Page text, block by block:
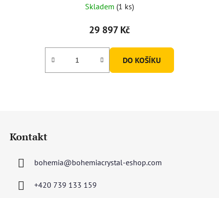
Skladem (1 ks)
29 897 Kč
DO KOŠÍKU
Kontakt
bohemia@bohemiacrystal-eshop.com
+420 739 133 159